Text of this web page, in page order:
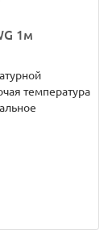
1м
температура